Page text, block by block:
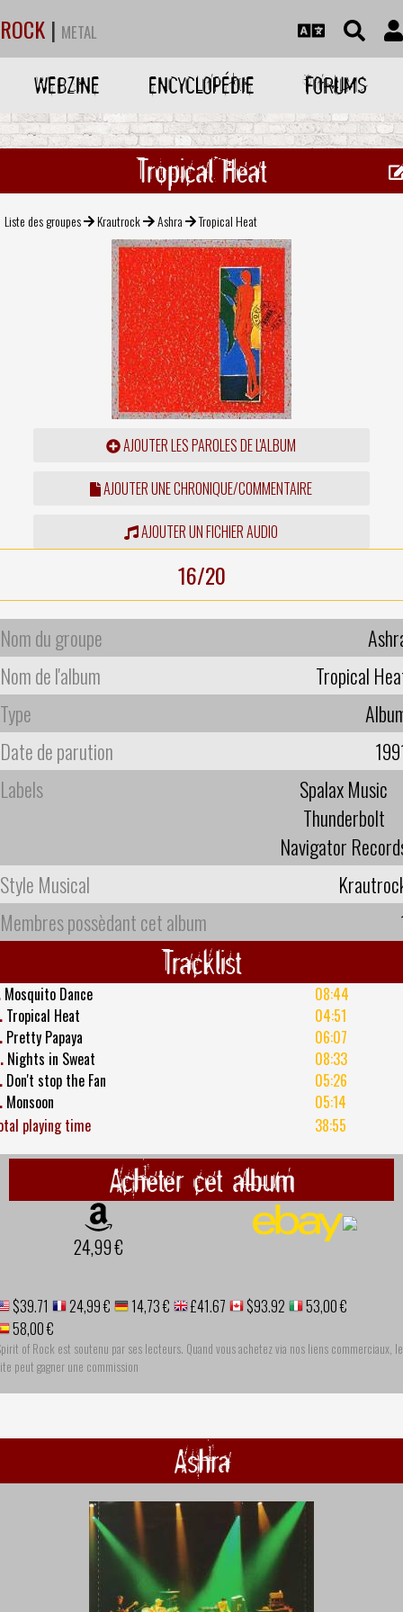
ROCK | METAL
WEBZINE ENCYCLOPÉDIE FORUMS
Tropical Heat
Liste des groupes Krautrock Ashra Tropical Heat
AJOUTER LES PAROLES DE L'ALBUM
AJOUTER UNE CHRONIQUE/COMMENTAIRE
AJOUTER UN FICHIER AUDIO
16/20
Nom du groupe
Nom de l'album
Tropical
Type
Date de parution
Labels
Spalax Music
Thunderbolt
Navigator
Style Musical
Membres possèdant cet album
Tracklist
Mosquito Dance
08:44
Tropical Heat
04:51
Pretty Papaya
06:07
Nights in Sweat
08:33
Don't stop the Fan
05:26
Monsoon
05:14
playing time
38:55
Acheter cet album
24,99 €
$39.71 24,99 € 14,73 € £41.67 $93.92
53,00 €
58,00 €
of Rock est soutenu par ses lecteurs. Quand vous achetez via nos liens commerciaux, le
peut gagner une commission
Ashra